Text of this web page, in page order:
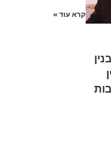
קרא עוד »